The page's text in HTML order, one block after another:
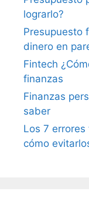
lograrlo?
Presupuesto
dinero en
Fintech
finanzas
Finanzas
saber
Los 7
cómo